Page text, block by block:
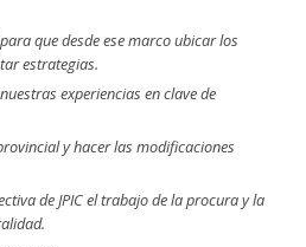
que desde ese marco ubicar los
estrategias.
experiencias en clave de
y hacer las modificaciones
de JPIC el trabajo de la procura y la